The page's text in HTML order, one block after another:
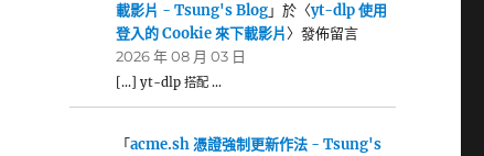
載影片 - Tsung's Blog」於〈yt-dlp 使用
登入的 Cookie 來下載影片〉發佈留言
2026 年 08 月 03 日
[…] yt-dlp 搭配 …
「acme.sh 憑證強制更新作法 - Tsung's